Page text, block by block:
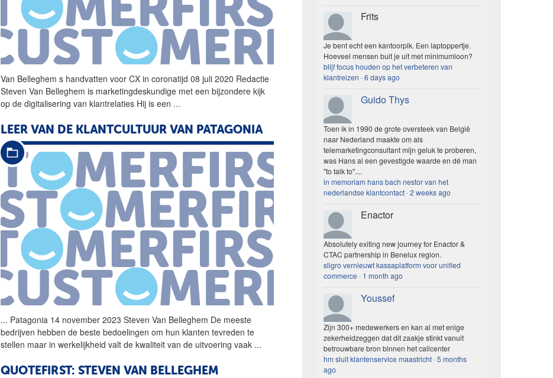
Van Belleghem s handvatten voor CX in coronatijd 08 juli 2020 Redactie
Steven Van Belleghem is marketingdeskundige met een bijzondere kijk
op de digitaliseringvan klantrelaties Hij is een ...
LEER VAN DE KLANTCULTUUR VAN PATAGONIA
... Patagonia 14 november 2023Steven Van Belleghem De meeste
bedrijven hebben de beste bedoelingen om hun klanten tevreden te
stellen maar in werkelijkheid valt de kwaliteitvan de uitvoering vaak ...
QUOTEFIRST: STEVEN VAN BELLEGHEM
Frits
Je bent echt een kantoorpik. Een laptoppertje.
Hoeveel mensen buit je uit met minimumloon?
blijf focus houden op het verbeteren van
klantreizen ·6 days ago
Guido Thys
Toen ik in 1990 de grote oversteek van België
naar Nederland maakte om als
telemarketingconsultant mijn geluk te proberen,
was Hans al een gevestigde waarde en dé man
"to talk to"....
in memoriam hans bach nestor van het
nederlandse klantcontact ·2 weeks ago
Enactor
Absolutely exiting new journey for Enactor &
CTAC partnership in Benelux region.
sligro vernieuwt kassaplatform voor unified
commerce · 1 month ago
Youssef
Zijn 300+ medewerkers en kan al met enige
zekerheidzeggen dat dit zaakje stinkt vanuit
betrouwbare bron binnen het callcenter
hm sluit klantenservice maastricht ·5 months
ago